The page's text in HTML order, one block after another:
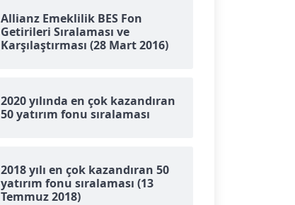
Allianz Emeklilik BES Fon
Getirileri Sıralaması ve
Karşılaştırması (28 Mart 2016)
2020 yılında en çok kazandıran
50 yatırım fonu sıralaması
2018 yılı en çok kazandıran 50
yatırım fonu sıralaması (13
Temmuz 2018)